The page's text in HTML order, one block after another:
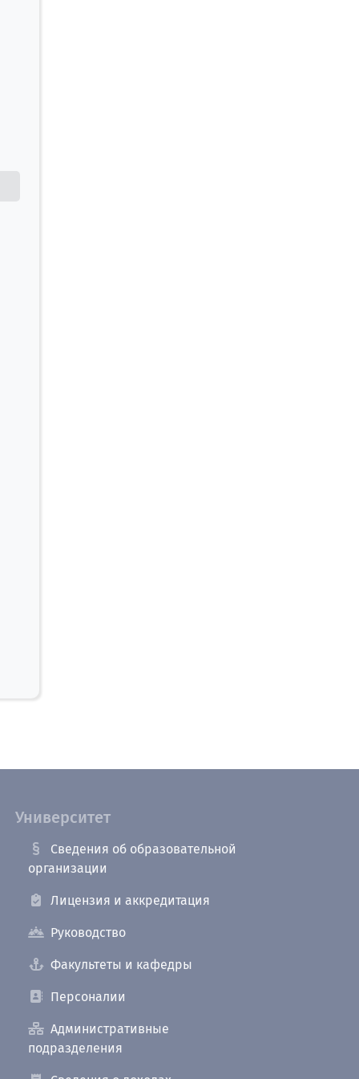
Университет
Сведения об образовательной
организации
Лицензия и аккредитация
Руководство
Факультеты и кафедры
Персоналии
Административные
подразделения